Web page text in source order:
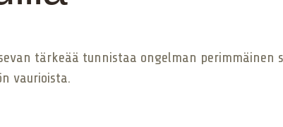
tärkeää tunnistaa ongelman perimmäinen
vaurioista.